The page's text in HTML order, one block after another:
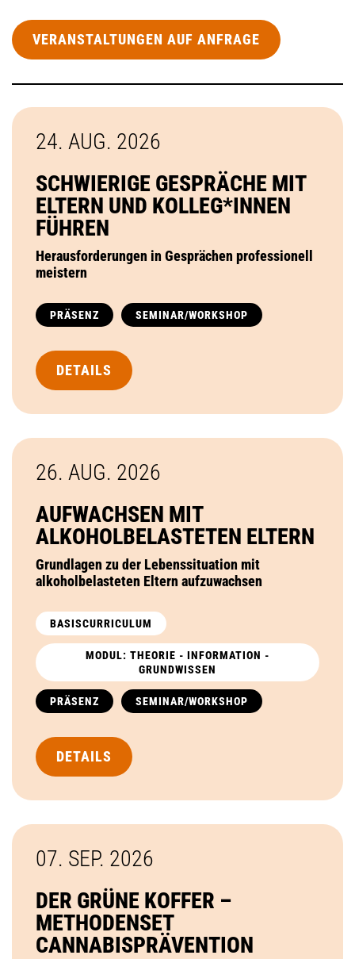
24. AUG. 2026
SCHWIERIGE GESPRÄCHE MIT
ELTERN UND KOLLEG*INNEN
FÜHREN
Herausforderungen in Gesprächen professionell
meistern
PRÄSENZ SEMINAR/WORKSHOP
DETAILS
26. AUG. 2026
AUFWACHSEN MIT
ALKOHOLBELASTETEN ELTERN
Grundlagen zu der Lebenssituation mit
alkoholbelasteten Eltern aufzuwachsen
BASISCURRICULUM
MODUL: THEORIE - INFORMATION -
GRUNDWISSEN
PRÄSENZ SEMINAR/WORKSHOP
DETAILS
07. SEP. 2026
DER GRÜNE KOFFER –
METHODENSET
CANNABISPRÄVENTION
VERANSTALTUNGEN AUF ANFRAGE